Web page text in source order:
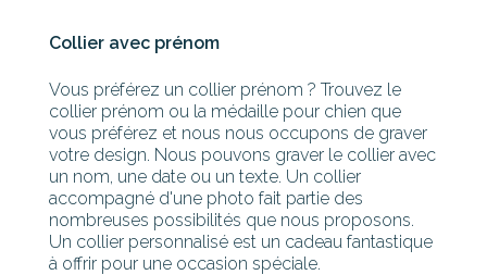
Collier avec prénom
Vous préférez un collier prénom ? Trouvez le
collier prénom ou la médaille pour chien que
vous préférez et nous nous occupons de graver
votre design. Nous pouvons graver le collier avec
un nom, une date ou un texte. Un collier
accompagné d'une photo fait partie des
nombreuses possibilités que nous proposons.
Un collier personnalisé est un cadeau fantastique
à offrir pour une occasion spéciale.